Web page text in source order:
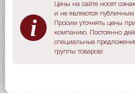
i
Цены на сайте носят
и не являются
Просим уточнять цены
компанию. Постоянно
специальные
группы товаров!